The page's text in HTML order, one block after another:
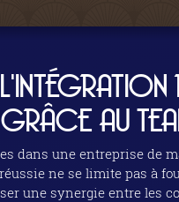
AU
dans une entreprise de
ne se limite pas à
les collaborateurs. Parmi les diverses